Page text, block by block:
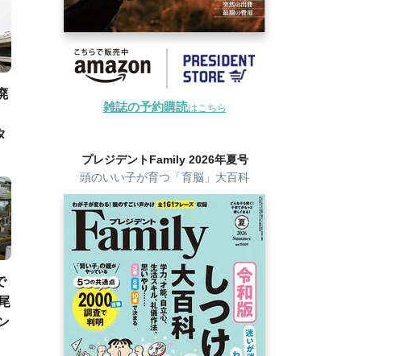
雑誌の予約購読はこちら
プレジデントFamily 2026年夏号
頭のいい子が育つ「育脳」大百科